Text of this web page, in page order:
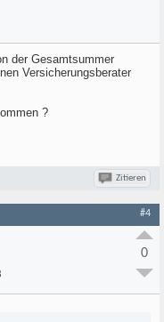
der Gesamtsummer
Versicherungsberater
?
Zitieren
#4
0